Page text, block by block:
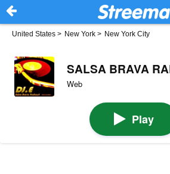
United States > New York > New York City
SALSA BRAVA
Web
Play